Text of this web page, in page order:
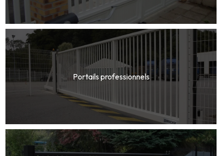
Portails professionnels